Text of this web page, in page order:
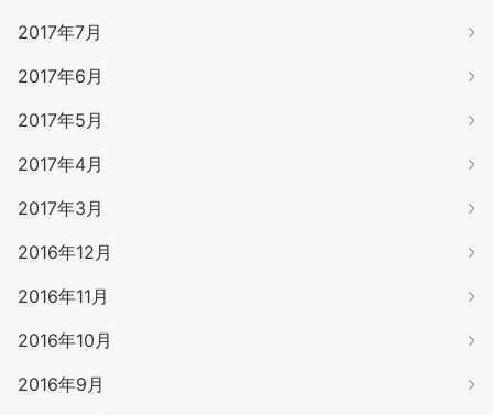
2017年7月
2017年6月
2017年5月
2017年4月
2017年3月
2016年12月
2016年11月
2016年10月
2016年9月